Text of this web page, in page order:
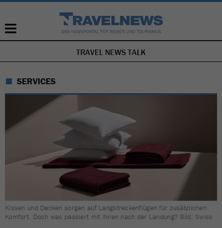
NAVIGATION
ÜBERSPRINGEN
TRAVEL NEWS TALK
SERVICES
Kissen und Decken sorgen auf Langstreckenflügen für zusätzlichen
Komfort. Doch was passiert mit ihnen nach der Landung? Bild: Swiss